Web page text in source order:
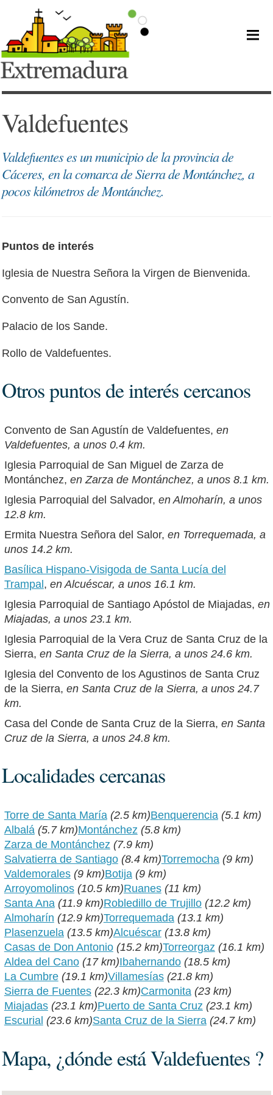
Valdefuentes
Valdefuentes es un municipio de la provincia de
Cáceres, en la comarca de Sierra de Montánchez, a
pocos kilómetros de Montánchez.
Puntos de interés
Iglesia de Nuestra Señora la Virgen de Bienvenida.
Convento de San Agustín.
Palacio de los Sande.
Rollo de Valdefuentes.
Otros puntos de interés cercanos
Convento de San Agustín de Valdefuentes, en
Valdefuentes, a unos 0.4 km.
Iglesia Parroquial de San Miguel de Zarza de
Montánchez, en Zarza de Montánchez, a unos 8.1 km.
Iglesia Parroquial del Salvador, en Almoharín, a unos
12.8 km.
Ermita Nuestra Señora del Salor, en Torrequemada, a
unos 14.2 km.
Basílica Hispano-Visigoda de Santa Lucía del
Trampal , en Alcuéscar, a unos 16.1 km.
Iglesia Parroquial de Santiago Apóstol de Miajadas, en
Miajadas, a unos 23.1 km.
Iglesia Parroquial de la Vera Cruz de Santa Cruz de la
Sierra, en Santa Cruz de la Sierra, a unos 24.6 km.
Iglesia del Convento de los Agustinos de Santa Cruz
de la Sierra, en Santa Cruz de la Sierra, a unos 24.7
km.
Casa del Conde de Santa Cruz de la Sierra, en Santa
Cruz de la Sierra, a unos 24.8 km.
Localidades cercanas
Torre de Santa María (2.5 km)Benquerencia (5.1 km)
Albalá (5.7 km)Montánchez (5.8 km)
Zarza de Montánchez (7.9 km)
Salvatierra de Santiago (8.4 km)Torremocha (9 km)
Valdemorales (9 km)Botija (9 km)
Arroyomolinos (10.5 km)Ruanes (11 km)
Santa Ana (11.9 km)Robledillo de Trujillo (12.2 km)
Almoharín (12.9 km)Torrequemada (13.1 km)
Plasenzuela (13.5 km)Alcuéscar (13.8 km)
Casas de Don Antonio (15.2 km)Torreorgaz (16.1 km)
Aldea del Cano (17 km)Ibahernando (18.5 km)
La Cumbre (19.1 km)Villamesías (21.8 km)
Sierra de Fuentes (22.3 km)Carmonita (23 km)
Miajadas (23.1 km)Puerto de Santa Cruz (23.1 km)
Escurial (23.6 km)Santa Cruz de la Sierra (24.7 km)
Mapa, ¿dónde está Valdefuentes ?